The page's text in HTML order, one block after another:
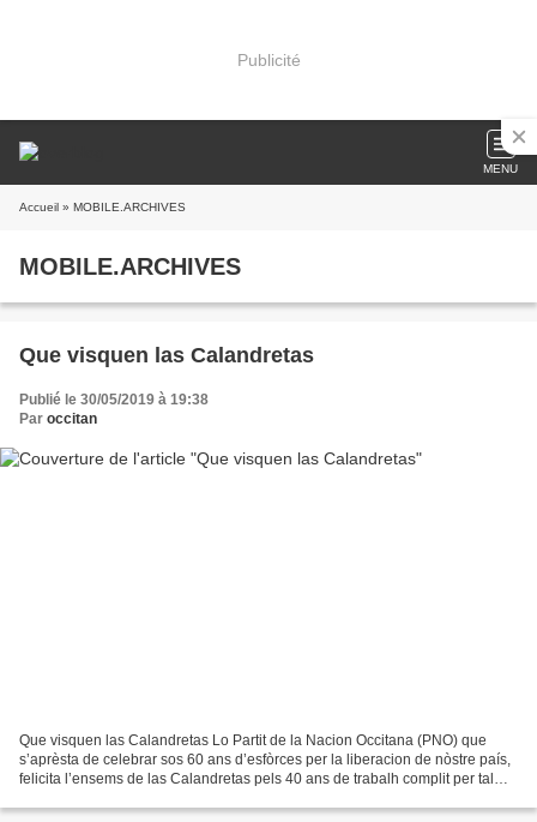
Publicité
MENU
Accueil » MOBILE.ARCHIVES
MOBILE.ARCHIVES
Que visquen las Calandretas
Publié le 30/05/2019 à 19:38
Par occitan
Que visquen las Calandretas Lo Partit de la Nacion Occitana (PNO) que
s’aprèsta de celebrar sos 60 ans d’esfòrces per la liberacion de nòstre país,
felicita l’ensems de las Calandretas pels 40 ans de trabalh complit per tal